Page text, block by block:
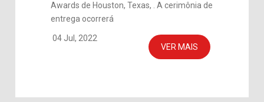
Awards de Houston, Texas, . A cerimônia de
entrega ocorrerá
04 Jul, 2022
VER MAIS